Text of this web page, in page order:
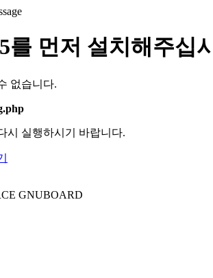
를 먼저 설치해주십
없습니다.
시 실행하시기 바랍니다.
GNUBOARD